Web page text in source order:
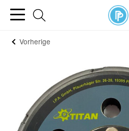
Vorherige